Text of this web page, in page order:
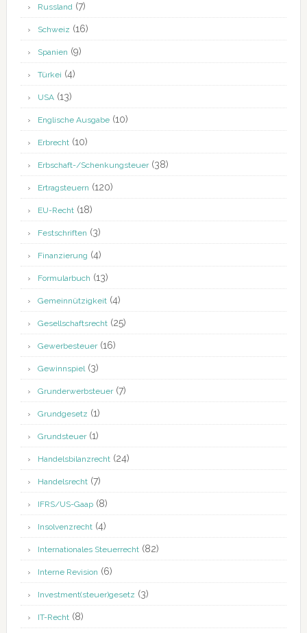
Russland (7)
Schweiz (16)
Spanien (9)
Türkei (4)
USA(13)
Englische Ausgabe(10)
Erbrecht(10)
Erbschaft-/Schenkungsteuer(38)
Ertragsteuern (120)
EU-Recht(18)
Festschriften (3)
Finanzierung (4)
Formularbuch (13)
Gemeinnützigkeit(4)
Gesellschaftsrecht(25)
Gewerbesteuer(16)
Gewinnspiel (3)
Grunderwerbsteuer(7)
Grundgesetz (1)
Grundsteuer(1)
Handelsbilanzrecht(24)
Handelsrecht(7)
IFRS/US-Gaap(8)
Insolvenzrecht(4)
Internationales Steuerrecht(82)
Interne Revision (6)
Investment(steuer)gesetz (3)
IT-Recht(8)